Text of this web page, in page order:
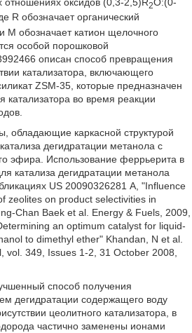
2
R обозначает органический
М обозначает катион щелочного
особой порошковой
описан способ превращения
катализатора, включающего
ZSM-35, которые предназначен
катализатора во время реакции
обладающие каркасной структурой
дегидратации метанола с
эфира. Использование феррьерита в
катализа дегидратации метанола
US 20090326281 А, "Influence
zeolites on product selectivities in
Chan Baek et al. Energy & Fuels, 2009,
an optimum catalyst for liquid-
to dimethyl ether" Khandan, N et al.
vol. 349, Issues 1-2, 31 October 2008,
способ получения
дегидратации содержащего воду
цеолитного катализатора, в
частично заменены ионами